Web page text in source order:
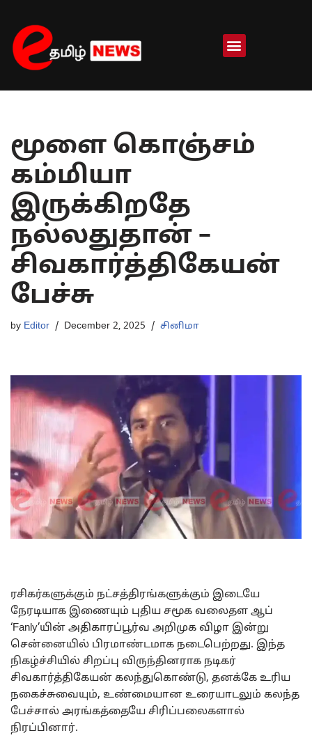
Skip
to
content
மூளை கொஞ்சம்
கம்மியா
இருக்கிறதே
நல்லதுதான் –
சிவகார்த்திகேயன்
பேச்சு
by Editor December 2, 2025 சினிமா
ரசிகர்களுக்கும் நட்சத்திரங்களுக்கும் இடையே
நேரடியாக இணையும் புதிய சமூக வலைதள ஆப்
‘Fanly’யின் அதிகாரப்பூர்வ அறிமுக விழா இன்று
சென்னையில் பிரமாண்டமாக நடைபெற்றது. இந்த
நிகழ்ச்சியில் சிறப்பு விருந்தினராக நடிகர்
சிவகார்த்திகேயன் கலந்துகொண்டு, தனக்கே உரிய
நகைச்சுவையும், உண்மையான உரையாடலும் கலந்த
பேச்சால் அரங்கத்தையே சிரிப்பலைகளால்
நிரப்பினார்.